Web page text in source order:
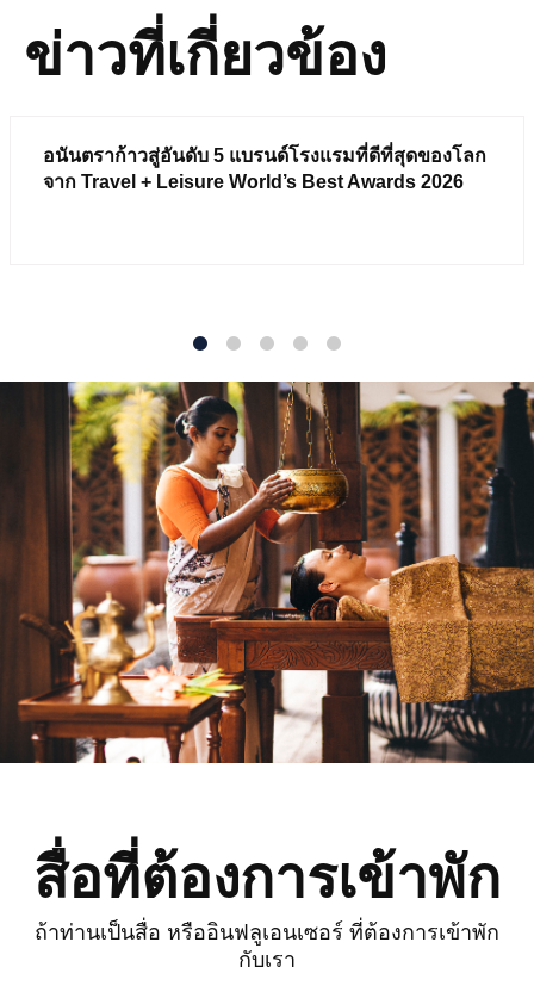
ข่าวที่เกี่ยวข้อง
อนันตราก้าวสู่อันดับ 5 แบรนด์โรงแรมที่ดีที่สุดของโลก
จาก Travel + Leisure World’s Best Awards 2026
สื่อที่ต้องการเข้าพัก
ถ้าท่านเป็นสื่อ หรืออินฟลูเอนเซอร์ ที่ต้องการเข้าพัก
กับเรา